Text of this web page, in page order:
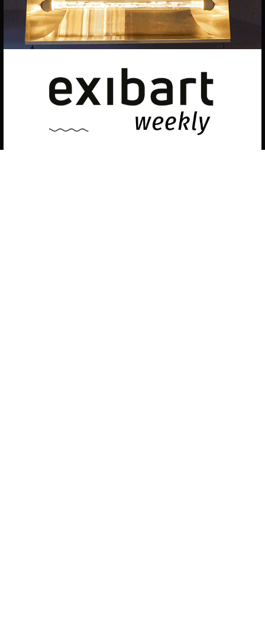
AVINGUDA ROMA, 12
08015 BARCELONA
CIF: B06956841
©exibart 2026 - web design and
development by
Infmedia
Utilizamos cookies para ofrecerte la mejor experiencia en
nuestra web.
Puedes aprender más sobre qué cookies utilizamos o
desactivarlas en los ajustes
Aceptar